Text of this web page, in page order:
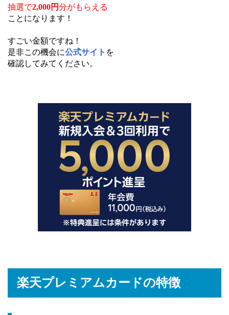
抽選で2,000円分がもらえる
ことになります！
すごい金額ですね！
是非この機会に公式サイト を
確認してみてください。
楽天プレミアムカードの特徴